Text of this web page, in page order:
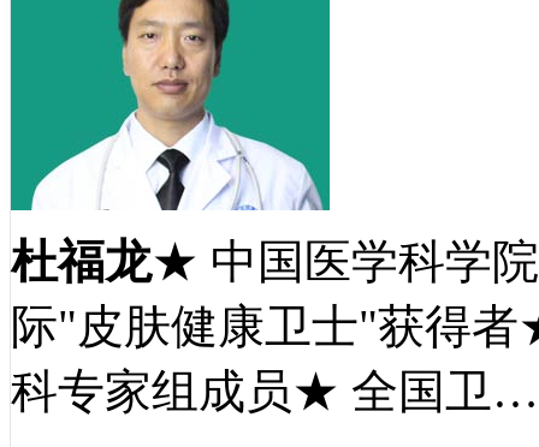
杜福龙★ 中国医学科学
际"皮肤健康卫士"获得
科专家组成员★ 全国卫